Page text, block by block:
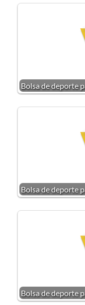
Bolsa de deporte
Bolsa de deporte
Bolsa de deporte